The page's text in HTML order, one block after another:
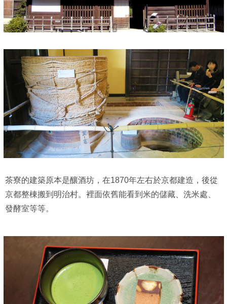
茶寮的建築原本是釀酒坊，在1870年左右於京都建造，後從
京都整棟搬到明治村。裡面依舊能看到米的儲藏、洗米處、
發酵室等等。